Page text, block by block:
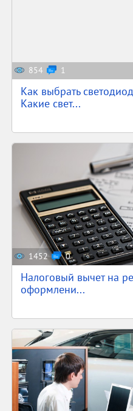
854 1
Как выбрать
Какие свет...
1452 0
Налоговый вычет на
оформлени...